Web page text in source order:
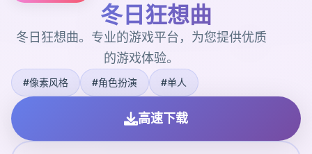
冬日狂想曲
冬日狂想曲。专业的游戏平台，为您提供优质
的游戏体验。
#像素风格 #角色扮演 #单人
高速下载